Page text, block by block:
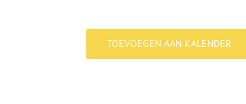
TOEVOEGEN AAN KALENDER